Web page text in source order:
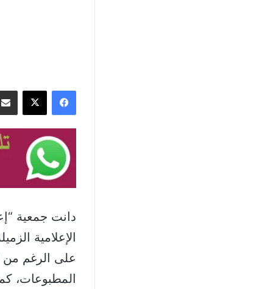
فيسبوك ‫X
دانت جمعية
الإعلامية
على الرغم من
المطبوعات،